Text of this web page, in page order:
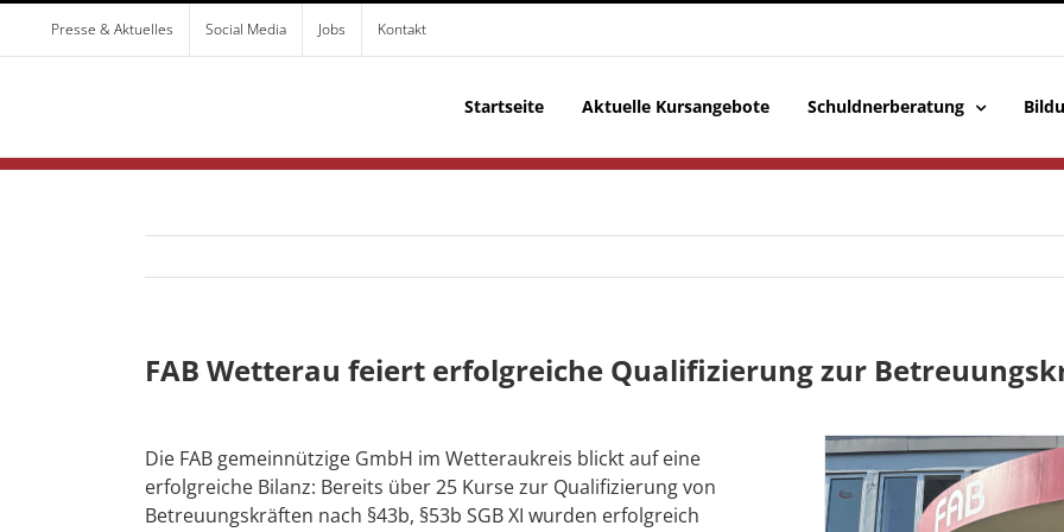
Zum
springen
Presse & Aktuelles Social Media Jobs Kontakt
Startseite Aktuelle Kursangebote Schuldnerberatung
FAB Wetterau feiert erfolgreiche Qualifizierung zur
Die FAB gemeinnützige GmbH im Wetteraukreis blickt auf eine
erfolgreiche Bilanz: Bereits über 25 Kurse zur Qualifizierung von
Betreuungskräften nach §43b, §53b SGB XI wurden erfolgreich